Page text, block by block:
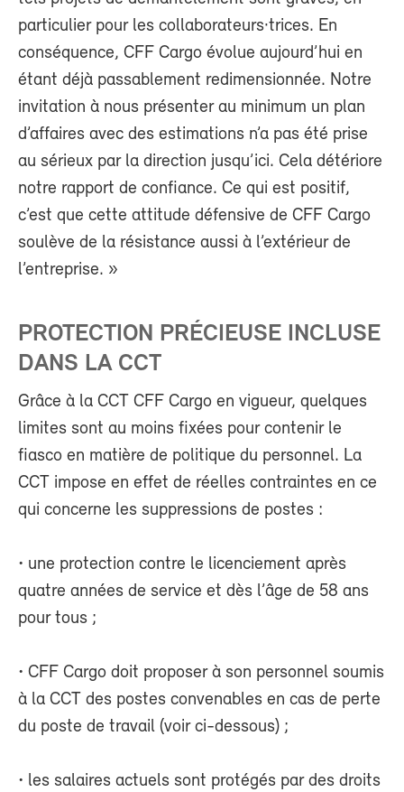
particulier pour les collaborateurs·trices. En
conséquence, CFF Cargo évolue aujourd’hui en
étant déjà passablement redimensionnée. Notre
invitation à nous présenter au minimum un plan
d’affaires avec des estimations n’a pas été prise
au sérieux par la direction jusqu’ici. Cela détériore
notre rapport de confiance. Ce qui est positif,
c’est que cette attitude défensive de CFF Cargo
soulève de la résistance aussi à l’extérieur de
l’entreprise. »
PROTECTION PRÉCIEUSE INCLUSE
DANS LA CCT
Grâce à la CCT CFF Cargo en vigueur, quelques
limites sont au moins fixées pour contenir le
fiasco en matière de politique du personnel. La
CCT impose en effet de réelles contraintes en ce
qui concerne les suppressions de postes :
• une protection contre le licenciement après
quatre années de service et dès l’âge de 58 ans
pour tous ;
• CFF Cargo doit proposer à son personnel soumis
à la CCT des postes convenables en cas de perte
du poste de travail (voir ci-dessous) ;
• les salaires actuels sont protégés par des droits